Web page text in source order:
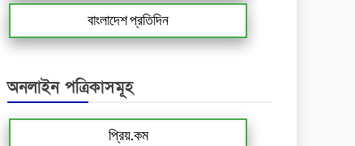
বাংলাদেশ প্রতিদিন
অনলাইন পত্রিকাসমূহ
প্রিয়.কম